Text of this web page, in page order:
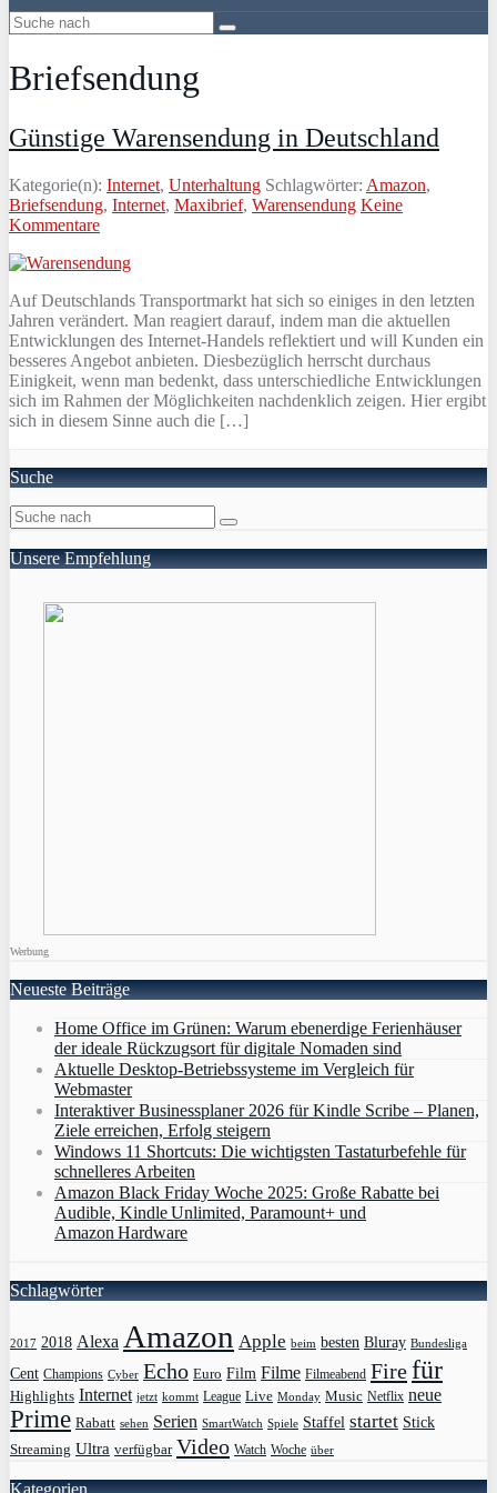
Briefsendung
Günstige Warensendung in Deutschland
Kategorie(n): Internet, Unterhaltung Schlagwörter: Amazon,
Briefsendung, Internet, Maxibrief, Warensendung Keine
Kommentare
Auf Deutschlands Transportmarkt hat sich so einiges in den letzten
Jahren verändert. Man reagiert darauf, indem man die aktuellen
Entwicklungen des Internet-Handels reflektiert und will Kunden ein
besseres Angebot anbieten. Diesbezüglich herrscht durchaus
Einigkeit, wenn man bedenkt, dass unterschiedliche Entwicklungen
sich im Rahmen der Möglichkeiten nachdenklich zeigen. Hier ergibt
sich in diesem Sinne auch die […]
Suche
Unsere Empfehlung
Werbung
Neueste Beiträge
Home Office im Grünen: Warum ebenerdige Ferienhäuser
der ideale Rückzugsort für digitale Nomaden sind
Aktuelle Desktop-Betriebssysteme im Vergleich für
Webmaster
Interaktiver Businessplaner 2026 für Kindle Scribe – Planen,
Ziele erreichen, Erfolg steigern
Windows 11 Shortcuts: Die wichtigsten Tastaturbefehle für
schnelleres Arbeiten
Amazon Black Friday Woche 2025: Große Rabatte bei
Audible, Kindle Unlimited, Paramount+ und
Amazon Hardware
Schlagwörter
2017 2018 Alexa Amazon Apple beim besten Bluray Bundesliga
Cent Champions Cyber Echo Euro Film Filme Filmeabend Firefür
Highlights Internet jetzt kommt League Live Monday Music Netflix neue
Prime Rabatt sehen Serien SmartWatch Spiele Staffel startet Stick
Streaming Ultra verfügbar Video Watch Woche über
Kategorien